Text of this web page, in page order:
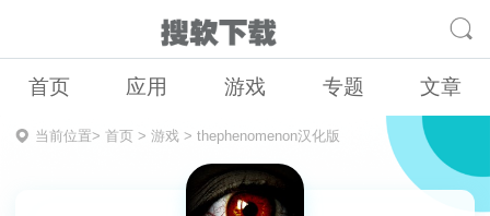
首页 应用 游戏 专题 文章
当前位置> 首页> 游戏> thephenomenon汉化版